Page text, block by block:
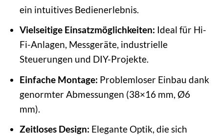
ein intuitives Bedienerlebnis.
Vielseitige Einsatzmöglichkeiten: Ideal für Hi-
Fi-Anlagen, Messgeräte, industrielle
Steuerungen und DIY-Projekte.
Einfache Montage: Problemloser Einbau dank
genormter Abmessungen (38×16 mm, Ø6
mm).
Zeitloses Design: Elegante Optik, die sich